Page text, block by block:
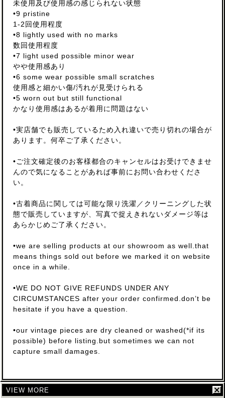
未使用及び使用感の感じられない状態
•9 pristine
1-2回使用程度
•8 lightly used with no marks
数回使用程度
•7 light used possible minor wear
やや使用感あり
•6 some wear possible small scratches
使用感と細かい傷/汚れが見受けられる
•5 worn out but still functional
かなり使用感はあるが着用に問題はない
•実店舗でも販売しているため入れ違いで売り切れの場合が
あります。何卒ご了承ください。
•ご注文確定後のお客様都合のキャンセルはお受けできませ
んので気になることがあれば事前にお問い合わせくださ
い。
•古着商品に関しては可能な限り洗濯／クリーニングした状
態で販売していますが、写真で捉えきれないダメージ等は
あらかじめご了承ください。
•we are selling products at our showroom as well.that
means things sold out before we marked it on website
once in a while.
•WE DO NOT GIVE REFUNDS UNDER ANY
CIRCUMSTANCES after your order confirmed.don’t be
hesitate if you have a question.
•our vintage pieces are dry cleaned or washed(*if its
possible) before listing.but sometimes we can not
capture small damages.
VIEW MORE